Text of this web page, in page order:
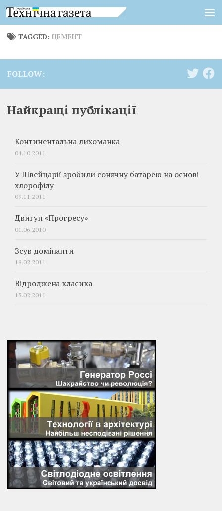
Skip to content
TAGGED: ЦЕМЕНТ
FOLLOW:
Найкращі публікації
Континентальна лихоманка
04.10.2011
У Швейцарії зробили сонячну батарею на основі
хлорофілу
09.11.2011
Двигун «Прогресу»
01.06.2010
Зсув домінанти
18.02.2011
Відроджена класика
15.02.2011